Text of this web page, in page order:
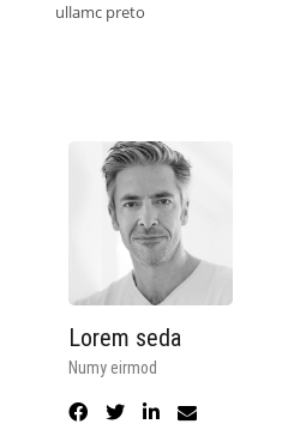
ullamc preto
Lorem seda
Numy eirmod